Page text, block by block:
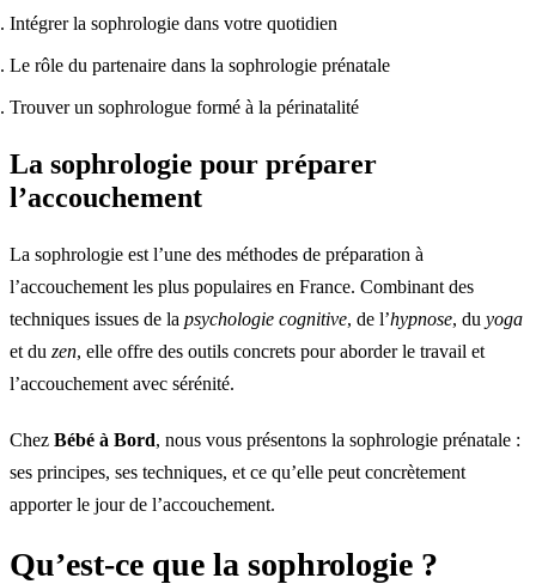
Intégrer la sophrologie dans votre quotidien
Le rôle du partenaire dans la sophrologie prénatale
Trouver un sophrologue formé à la périnatalité
La sophrologie pour préparer
l’accouchement
La sophrologie est l’une des méthodes de préparation à
l’accouchement les plus populaires en France. Combinant des
techniques issues de la psychologie cognitive, de l’hypnose, du yoga
et du zen, elle offre des outils concrets pour aborder le travail et
l’accouchement avec sérénité.
Chez Bébé à Bord, nous vous présentons la sophrologie prénatale :
ses principes, ses techniques, et ce qu’elle peut concrètement
apporter le jour de l’accouchement.
Qu’est-ce que la sophrologie ?